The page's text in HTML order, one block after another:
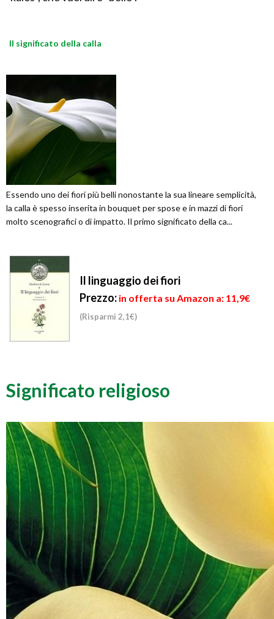
Il significato della calla
Essendo uno dei fiori più belli nonostante la sua lineare semplicità,
la calla è spesso inserita in bouquet per spose e in mazzi di fiori
molto scenografici o di impatto. Il primo significato della ca...
Il linguaggio dei fiori
Prezzo: in offerta su Amazon a: 11,9€
(Risparmi 2,1€)
Significato religioso